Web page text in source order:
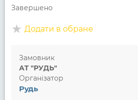
Завершено
Додати в обране
Замовник
АТ "РУДЬ"
Організатор
Рудь